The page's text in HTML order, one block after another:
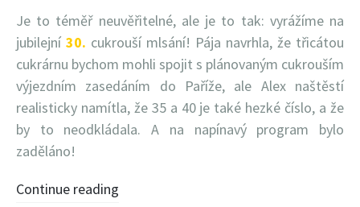
Je to téměř neuvěřitelné, ale je to tak: vyrážíme na
jubilejní 30. cukrouší mlsání! Pája navrhla, že třicátou
cukrárnu bychom mohli spojit s plánovaným cukrouším
výjezdním zasedáním do Paříže, ale Alex naštěstí
realisticky namítla, že 35 a 40 je také hezké číslo, a že
by to neodkládala. A na napínavý program bylo
zaděláno!
Continue reading